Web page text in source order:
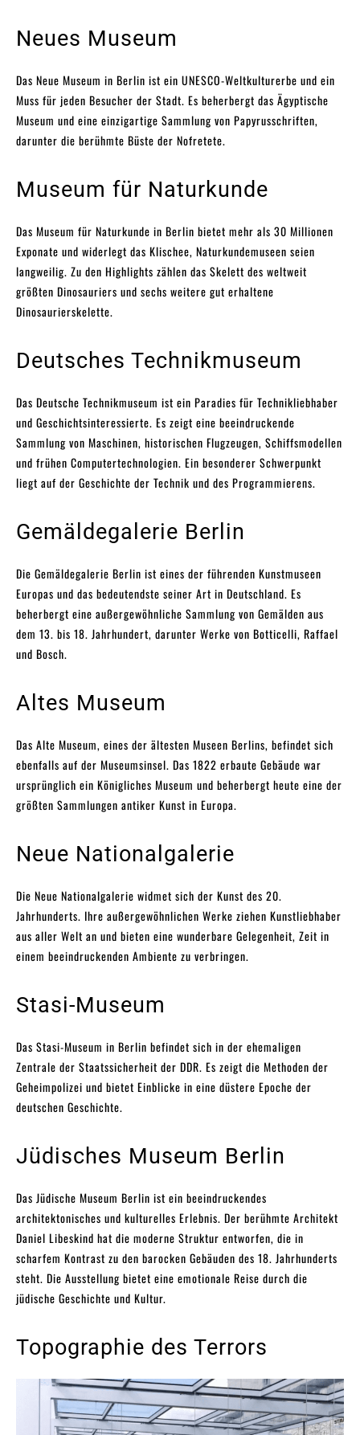
Neues Museum
Das Neue Museum in Berlin ist ein UNESCO-Weltkulturerbe und ein
Muss für jeden Besucher der Stadt. Es beherbergt das Ägyptische
Museum und eine einzigartige Sammlung von Papyrusschriften,
darunter die berühmte Büste der Nofretete.
Museum für Naturkunde
Das Museum für Naturkunde in Berlin bietet mehr als 30 Millionen
Exponate und widerlegt das Klischee, Naturkundemuseen seien
langweilig. Zu den Highlights zählen das Skelett des weltweit
größten Dinosauriers und sechs weitere gut erhaltene
Dinosaurierskelette.
Deutsches Technikmuseum
Das Deutsche Technikmuseum ist ein Paradies für Technikliebhaber
und Geschichtsinteressierte. Es zeigt eine beeindruckende
Sammlung von Maschinen, historischen Flugzeugen, Schiffsmodellen
und frühen Computertechnologien. Ein besonderer Schwerpunkt
liegt auf der Geschichte der Technik und des Programmierens.
Gemäldegalerie Berlin
Die Gemäldegalerie Berlin ist eines der führenden Kunstmuseen
Europas und das bedeutendste seiner Art in Deutschland. Es
beherbergt eine außergewöhnliche Sammlung von Gemälden aus
dem 13. bis 18. Jahrhundert, darunter Werke von Botticelli, Raffael
und Bosch.
Altes Museum
Das Alte Museum, eines der ältesten Museen Berlins, befindet sich
ebenfalls auf der Museumsinsel. Das 1822 erbaute Gebäude war
ursprünglich ein Königliches Museum und beherbergt heute eine der
größten Sammlungen antiker Kunst in Europa.
Neue Nationalgalerie
Die Neue Nationalgalerie widmet sich der Kunst des 20.
Jahrhunderts. Ihre außergewöhnlichen Werke ziehen Kunstliebhaber
aus aller Welt an und bieten eine wunderbare Gelegenheit, Zeit in
einem beeindruckenden Ambiente zu verbringen.
Stasi-Museum
Das Stasi-Museum in Berlin befindet sich in der ehemaligen
Zentrale der Staatssicherheit der DDR. Es zeigt die Methoden der
Geheimpolizei und bietet Einblicke in eine düstere Epoche der
deutschen Geschichte.
Jüdisches Museum Berlin
Das Jüdische Museum Berlin ist ein beeindruckendes
architektonisches und kulturelles Erlebnis. Der berühmte Architekt
Daniel Libeskind hat die moderne Struktur entworfen, die in
scharfem Kontrast zu den barocken Gebäuden des 18. Jahrhunderts
steht. Die Ausstellung bietet eine emotionale Reise durch die
jüdische Geschichte und Kultur.
Topographie des Terrors